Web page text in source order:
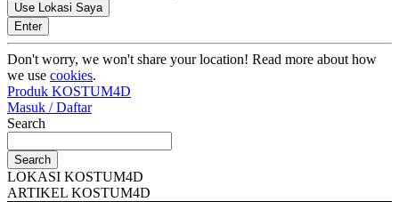
Use Lokasi Saya
Enter
Don't worry, we won't share your location! Read more about how
we use cookies.
Produk KOSTUM4D
Masuk / Daftar
Search
Search
LOKASI KOSTUM4D
ARTIKEL KOSTUM4D